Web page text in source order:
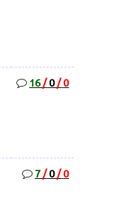
16/0/0
7/0/0